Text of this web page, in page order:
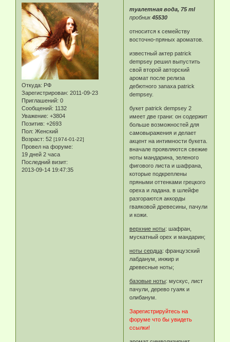
Откуда: РФ
Зарегистрирован: 2011-09-23
Приглашений: 0
Сообщений: 1132
Уважение: +3804
Позитив: +2693
Пол: Женский
Возраст: 52 [1974-01-22]
Провел на форуме:
19 дней 2 часа
Последний визит:
2013-09-14 19:47:35
туалетная вода, 75 ml
пробник45530
относится к семейству
восточно-пряных ароматов.
известный актер patrick
dempsey решил выпустить
свой второй авторский
аромат после релиза
дебютного запаха patrick
dempsey.
букет patrick dempsey 2
имеет две грани: он содержит
больше возможностей для
самовыражения и делает
акцент на интимности букета.
вначале проявляются свежие
ноты мандарина, зеленого
фигового листа и шафрана,
которые подкреплены
пряными оттенками грецкого
ореха и ладана. в шлейфе
разгораются аккорды
гваяковой древесины, пачули
и кожи.
верхние ноты: шафран,
мускатный орех и мандарин;
ноты сердца: французский
лабданум, инжир и
древесные ноты;
базовые ноты: мускус, лист
пачули, дерево гуаяк и
олибанум.
Зарегистрируйтесь на
форуме что бы увидеть
ссылки!